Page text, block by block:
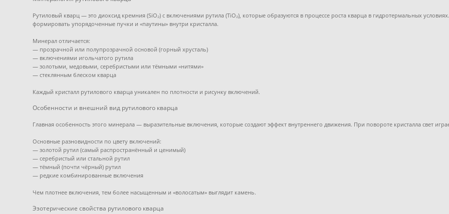
Рутиловый кварц — это диоксид кремния (SiO₂) с включениями рутила (TiO₂), которые образуются в процессе роста кварца в гидротермальных
формировать упорядоченные пучки и «паутины» внутри кристалла.
Минерал отличается:
— прозрачной или полупрозрачной основой (горный хрусталь)
— включениями игольчатого рутила
— золотыми, медовыми, серебристыми или тёмными «нитями»
— стеклянным блеском кварца
Каждый кристалл рутилового кварца уникален по плотности и рисунку включений.
Особенности и внешний вид рутилового кварца
Главная особенность этого минерала — выразительные включения, которые создают эффект внутреннего движения. При повороте кристалла свет
Основные разновидности по цвету включений:
— золотой рутил (самый распространённый и ценимый)
— серебристый или стальной рутил
— тёмный (почти чёрный) рутил
— редкие комбинированные включения
Чем плотнее включения, тем более насыщенным и «волосатым» выглядит камень.
Эзотерические свойства рутилового кварца